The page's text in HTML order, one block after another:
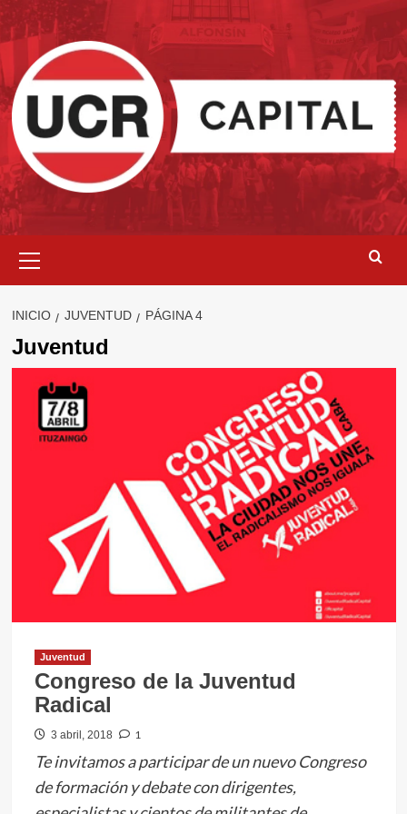
Saltar
al
contenido
primario
INICIO JUVENTUD PÁGINA 4
Juventud
Juventud
Congreso de la Juventud
Radical
3 abril, 2018 1
Te invitamos a participar de un nuevo Congreso
de formación y debate con dirigentes,